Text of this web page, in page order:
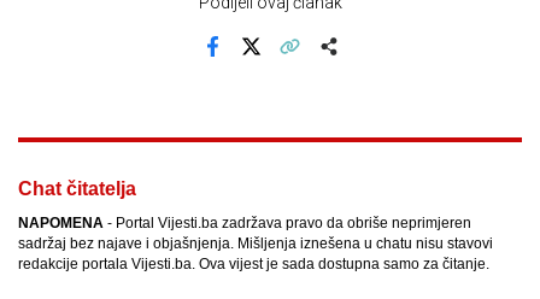
Facebook
Chat čitatelja
NAPOMENA - Portal Vijesti.ba zadržava pravo da obriše neprimjeren
sadržaj bez najave i objašnjenja. Mišljenja iznešena u chatu nisu stavovi
redakcije portala Vijesti.ba. Ova vijest je sada dostupna samo za čitanje.